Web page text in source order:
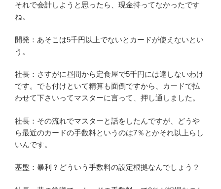
それで会計しようと思ったら、現金持ってなかったです
ね。
開発：あそこは5千円以上でないとカードが使えないとい
う。
社長：さすがに昼間から定食屋で5千円には達しないわけ
です。でも付けといて精算も面倒ですから、カードで払
わせて下さいってマスターに言って、押し通しました。
社長：その流れでマスターと話をしたんですが、どうや
ら最近のカードの手数料というのは7％とかそれ以上らし
いんです。
基盤：暴利？どういう手数料の設定根拠なんでしょう？